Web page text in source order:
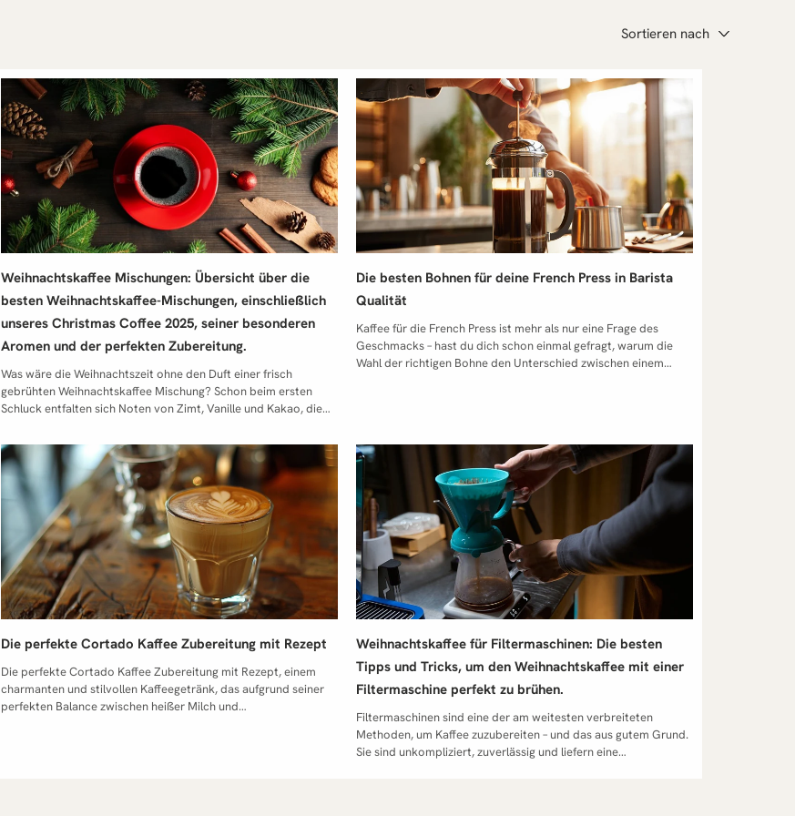
Sortieren nach
Weihnachtskaffee Mischungen: Übersicht über die
besten Weihnachtskaffee-Mischungen, einschließlich
unseres Christmas Coffee 2025, seiner besonderen
Aromen und der perfekten Zubereitung.
Was wäre die Weihnachtszeit ohne den Duft einer frisch gebrühten Weihnachtskaffee Mischung? Schon beim ersten Schluck entfalten sich Noten von Zimt, Vanille und Kakao, die Erinnerungen an Kerzenschein, Gebäck und gemütliche Winterabende wecken. Doch diese Kaffees sind mehr als nur saisonale Getränke – sie sind kleine Kunstwerke aus Aroma, Handwerkskunst und Gefühl. In diesem Artikel entdecken wir, warum Weihnachtskaffee Mischungen so einzigartig schmecken, wie sie entstehen und weshalb sie jedes Jahr aufs Neue zu einem festen Ritual in der Weihnachtszeit werden. Was Weihnachtskaffee Mischungen so besonders macht. Was ist eine Weihnachtskaffee Mischung – und warum sie mehr als aromatisierter Kaffee ist. Eine Weihnachtskaffee Mischung ist keine einfache Kombination aus Bohnen und Gewürzen. Sie ist eine fein abgestimmte Komposition, die Tradition, Handwerk und Leidenschaft vereint. Während viele aromatisierte Kaffees mit künstlichen Zusätzen arbeiten, setzen handwerkliche Kaffeemanufakturen – wie wir – auf natürliche Zutaten und präzise Röstkunst. Das Ziel ist, das Aroma der Bohnen zu bewahren und gleichzeitig die festlichen Noten harmonisch einzubetten. Eine gute Mischung soll nicht nach Gewürzdominanz schmecken, sondern die feinen Nuancen der Kaffeebohne hervorheben: Süße, Würze und Wärme – perfekt ausbalanciert. Echter Weihnachtskaffee schmeckt nach Handwerk, nicht nach Aromaflasche. Die besten Weihnachtskaffee Mischungen bestehen aus hochwertigen Arabica-Bohnen, die eigens für die Wintermonate komponiert werden. So entsteht ein Kaffee, der nicht nur schmeckt, sondern Geschichten erzählt: vom Duft frisch gebackener Plätzchen, vom Klang knisternden Kaminfeuers und vom ersten Schluck an einem frostigen Dezembermorgen. Wie Gewürze wie Zimt, Vanille, Kakao und Lebkuchengewürz das weihnachtliche Aroma prägen Das Geheimnis jeder großartigen Weihnachtskaffee Mischung liegt in den Gewürzen. Sie verwandeln gewöhnlichen Kaffee in ein festliches Geschmackserlebnis: Zimt bringt Wärme und Tiefe, erinnert an Adventskränze und Bratäpfel. Vanille sorgt für Sanftheit und rundet die Röstaromen elegant ab. Kakao betont die Schokoladennoten der brasilianischen Bohnen und verleiht Fülle. Lebkuchengewürz – mit Nelke, Muskat und Ingwer – sorgt für den unverwechselbaren Weihnachtscharakter. In Kombination mit den natürlichen Ölen der Kaffeebohne entsteht ein Duft, der schon beim Mahlen verführt. Diese Symbiose aus Gewürzen und Röstung schafft das, was Liebhaber an Weihnachtskaffee so schätzen: ein aromatisches Profil, das sich mit jedem Schluck entfaltet, ohne künstlich zu wirken. Man schmeckt Weihnachten nicht – man fühlt es in der Tasse. Warum Mischungen zu Weihnachten für mehr Wärme, Gemütlichkeit und Genuss sorgen Ein Kaffee für den Sommer soll erfrischen – ein Kaffee für den Winter soll wärmen. Und genau das leisten Weihnachtskaffee Mischungen. Sie spenden innere Ruhe, schenken Geborgenheit und begleiten uns durch die stillsten Tage des Jahres. Der hohe Anteil an milden Arabica-Bohnen, gepaart mit der sanften mittleren Röstung, sorgt für einen feinen, runden Geschmack, der nicht aufdringlich, sondern einhüllend wirkt. Der Körper ist vollmundig, die Textur cremig – besonders, wenn der Kaffee mit Milch, Milchschaum oder einem Hauch Schlagsahne zubereitet wird. Viele unserer Kunden beschreiben den Moment so: „Es ist, als würde man Weihnachten trinken – süß, warm und irgendwie friedlich.“ Diese Gemütlichkeit in der Tasse ist kein Zufall, sondern das Ergebnis handwerklicher Präzision und sensorischer Balance. Denn in einer Zeit, in der alles schneller wird, steht eine Tasse Weihnachtskaffee für das Gegenteil: Entschleunigung. Sinnlichkeit in der Tasse – wie Weihnachtskaffee mit jedem Schluck Emotionen weckt Kaffee kann vieles – aber Weihnachtskaffee kann berühren. Der erste Duft, das leise Aufsteigen des Dampfes, der cremige Geschmack auf der Zunge – all das weckt Erinnerungen an Kindheit, Familie und Geborgenheit. Die Kombination aus Zimt, Vanille und Kakao wirkt wie ein emotionaler Anker. Sie erinnert an vertraute Momente: das Backen von Lebkuchen, das Auspacken der Geschenke, das leise Knistern des Kaminfeuers. Diese sinnliche Komponente ist es, die Weihnachtskaffee Mischungen so einzigartig macht. In unserer Kaffeemanufaktur achten wir darauf, dass jede Charge den gleichen emotionalen Fingerabdruck trägt – sanft, aromatisch, festlich und echt. Denn ein guter Weihnachtskaffee ist nicht nur ein Getränk. Er ist ein Gefühl – verpackt in 250 Gramm pure Gemütlichkeit. Weihnachtskaffee Mischungen sind mehr als saisonale Produkte. Sie sind die Quintessenz aus Aroma, Gefühl und Handwerkskunst – ein Symbol für Genuss, Qualität und die Magie von Weihnachten in der Tasse. Die Kunst der Mischung – Wie Weihnachtskaffee entsteht Das Geheimnis jeder großartigen Weihnachtskaffee Mischung liegt nicht in einem einzelnen Gewürz oder einer Zutat – sondern in der Balance. Nur wenn Bohne, Röstung und Aroma perfekt aufeinander abgestimmt sind, entsteht jener unverwechselbar feine, harmonische Geschmack, der Kaffee in der Weihnachtszeit zu einem echten Erlebnis macht. In unserer Kaffeemanufaktur ist das Kaffee mischen ein Prozess, der Präzision, Erfahrung und Leidenschaft vereint. Denn ein guter Weihnachtskaffee entsteht nicht zufällig – er wird komponiert, wie ein Musiker seine Melodie schreibt. Die Auswahl der Bohnen – warum Herkunft, Varietät und Aufbereitung entscheidend sind Die Grundlage einer gelungenen Mischung ist immer die Bohne. Ihr Ursprung, ihre Varietät und die Art der Aufbereitung bestimmen, wie sich der Geschmack später entwickelt. Für eine festliche Mischung braucht es vor allem Harmonie – jede Komponente soll ihren Charakter zeigen, aber nicht dominieren. Herkunft: Jede Region bringt eigene sensorische Stärken mit. Brasilien liefert Körper und Süße, Kolumbien bringt Struktur und Fruchtigkeit, Guatemala Tiefe und Würze. Varietät: Ob Yellow Bourbon, Typica oder Caturra – jede Sorte trägt ihr eigenes Aromaprofil in sich. Aufbereitung: Ob washed, honey processed oder pulped natural – die Methode beeinflusst, wie viel Süße, Frucht oder Würze in der Tasse ankommen. Ein Weihnachtskaffee ist wie ein Orchester: Die Bohnen sind die Instrumente – nur im Zusammenspiel entsteht Musik. Gerade in der Weihnachtszeit suchen wir nach Fülle und Wärme. Deshalb setzen wir auf Arabica-Bohnen, die mild, ausgewogen und fein im Abgang sind. Sie bilden die ideale Basis, um winterliche Aromen wie Zimt, Vanille oder Kakao elegant einzubinden. Brasilien, Kolumbien und Guatemala – das Trio für harmonische Weihnachtskaffee Mischungen Die besten Weihnachtskaffee Mischungen bestehen aus einem perfekt ausbalancierten Blend dieser drei Ursprungsländer: Brasilien – Minas Gerais:Sanfte Yellow Bourbon-Bohnen, pulped natural aufbereitet, sorgen für Milchschokoladen-Noten, weichen Körper und dezente Nussigkeit. Kolumbien – Medellín:Die Varietäten Typica, Bourbon, Caturra und Catuaí, washed verarbeitet, bringen Pflaumenmus-Aromen und eine feine, lebendige Säure ein. Guatemala – New Oriente:Yellow Bourbon aus der Farm El Gigante, honey processed, fügt subtile Lebkuchen-Noten hinzu – mit einer Spur Zimt und Vanille im Nachhall. Diese drei Herkunftsländer sind das Rückgrat unserer festlichen Blends. Sie ergänzen sich gegenseitig: Brasilien gibt Körper und Wärme, Kolumbien bringt Eleganz und Frucht, Guatemala verleiht Tiefe und Würze. Das Ergebnis ist eine Weihnachtskaffee Mischung, die sowohl im Duft als auch im Geschmack ausgewogen, harmonisch und festlich wirkt – wie ein winterlicher Spaziergang in flüssiger Form. Wie Röstdauer und Temperatur den Geschmack zwischen fein und vollmundig steuern Die Röstung ist der Moment, in dem die Bohne ihr volles Potenzial entfaltet. Schon kleinste Unterschiede in Dauer oder Temperatur verändern das Ergebnis. Für unseren Weihnachtskaffee wählen wir eine mittlere Röstung – der ideale Kompromiss zwischen Süße, Körper und Aroma. Kurze Röstung (hell): betont Säure und Fruchtigkeit – weniger geeignet für festliche Mischungen. Mittlere Röstung: bringt Balance, Süße und feine Röstaromen – ideal für Milchschokolade, Pflaumenmus und Lebkuchen-Noten. Dunkle Röstung: intensiv und kräftig, aber riskiert, feine Gewürznuancen zu überdecken. In der Trommelröstung werden unsere Bohnen bei 190–205 °C langsam veredelt – etwa 14–16 Minuten lang. Diese Langzeitröstung sorgt für gleichmäßige Entwicklung, löst Bitterstoffe und hebt natürliche Süße hervor. „Eine gute Röstung ist wie langsames Kochen – sie braucht Zeit, Geduld und Gefühl.“ So entsteht ein Aroma, das fein, komplex und zugleich vollmundig ist – die perfekte Grundlage für eine festliche Mischung, die sich vielseitig zubereiten lässt: ob Espresso, Handfilter oder French Press. Mischen wie ein Röster: So entsteht eine festliche Mischung, die Aroma und Balance vereint Das eigentliche Kaffee mischen ist die hohe Kunst. Es ist der Moment, in dem sich alle Komponenten zu einer Einheit verbinden – jede Bohne, jede Röstung und jede Gewürznote findet ihren Platz. Der Prozess: Einzeln rösten: Jede Herkunft wird separat geröstet, um ihr individuelles Aromaprofil zu bewahren. Abkühlen und Ruhezeit: Die Bohnen „atmen“ mindestens 24 Stunden, damit sich das Aroma stabilisiert. Mischen: Erst danach werden sie im präzisen Verhältnis zusammengeführt – bei unserem Christmas Coffee etwa 40 % Brasilien, 40 % Kolumbien, 20 % Guatemala. Testbrühen: Jede Charge wird verkostet, bis Balance, Körper und Duft perfekt harmonieren. Diese handwerkliche Herangehensweise unterscheidet uns von industriellen Fertigmischungen, bei denen Bohnen in Masse geröstet und künstlich aromatisiert werden. Unsere Blends dagegen entstehen aus Erfahrung, Sensorik und Fingerspitzengefühl – eine Symphonie aus Bohne, Röstung und Aroma. Das Ziel jeder festlichen Mischung ist nicht, laut zu sein – sondern perfekt ausbalanciert zu klingen. Das ist die wahre Kunst der Mischung: aus drei Kontinenten, fünf Varietäte
Die besten Bohnen für deine French Press in Barista
Qualität
Kaffee für die French Press ist mehr als nur eine Frage des Geschmacks – hast du dich schon einmal gefragt, warum die Wahl der richtigen Bohne den Unterschied zwischen einem guten und einem perfekten Kaffee aus der French Press ausmacht? Wir zeigen dir aus unserer langjährigen Erfahrung als Spezialitätenrösterei, welche Bohnen wir selbst täglich verwenden und warum. Die besten Kaffeesorten für deine French Press – Unsere Empfehlungen aus erster Hand Wenn wir von Kaffees sprechen, die perfekt für die French Press geeignet sind, dann sprechen wir nicht über generische Mischungen aus dem Supermarkt, sondern über hochwertige Kaffeebohnen, die mit Sorgfalt ausgewählt, frisch geröstet und optimal für die Extraktion in der Pressstempelkanne aufbereitet wurden. Über die Jahre haben wir viele Kaffeesorten getestet, Arabica und Robusta in verschiedenen Mischungen probiert und mit unterschiedlichen Röstungen und Mahlgraden experimentiert. Wir wissen: Der richtige Kaffee für die French Press muss nicht nur im Aroma überzeugen, sondern auch so verarbeitet sein, dass der Kaffee in der French Press sein volles Potenzial entfalten kann. Das bedeutet: ein ausgewogener Röstgrad, ein grob gemahlener Mahlgrad und Bohnen, die frisch geröstet sind – denn nur so erreichen Sie ein Geschmackserlebnis, das sowohl aromatisch als auch harmonisch ist. Warum Arabica und Robusta in der French Press unterschiedlich wirken Aus unserer Erfahrung als Rösterei können wir sagen: Arabica und Robusta verhalten sich in der French Press wie zwei sehr unterschiedliche Charaktere. Arabica-Kaffee bringt oft feine, fruchtige Noten und eine angenehme Säure mit, die besonders bei mittlerem Röstgrad und grobem Mahlgrad zur Geltung kommen. Robusta hingegen ist kräftiger, mit mehr Körper, weniger Säure und oft einer cremigeren Textur – ideal, wenn Sie einen intensiveren, vollmundigen French Press Kaffee bevorzugen. Unser Tipp: Probieren Sie Mischungen aus Arabica und Robusta. Diese verbinden die aromatische Vielfalt von Arabica mit der Tiefe und Cremigkeit von Robusta und sorgen für ein ausgewogenes Ergebnis, das sich ideal für die French Press eignet. Welche Kaffees sich besonders gut für die French Press eignen Kaffees, die gut für die French Press sind, zeichnen sich durch drei Dinge aus: Frisch geröstete Bohnen – für das volle Aroma. Mittlerer Röstgrad – um Bitterstoffe zu vermeiden und dennoch eine runde Tasse zu erhalten. Grob gemahlenen Kaffee – für eine saubere Tasse ohne zu viel Kaffeesatz. Wir empfehlen Bohnen aus Regionen wie Südamerika (schokoladig, nussig) und Ostafrika (fruchtig, floral). Diese Geschmacksrichtungen bieten eine große Bandbreite an Aromen, die in der French Press wunderbar zur Geltung kommen. In unserem Onlineshop finden Sie speziell ausgewählte Kaffees, die sich perfekt für die French Press eignen – von reinsortigen Arabicas bis zu ausgewogenen Blends. Christmas Coffee 2025 €14,00 Enthält 7% MwSt. (€56,00 / kg) zzgl. Versand Lieferzeit: sofort lieferbar Wie Röstung und Röstgrad den Geschmack beeinflussen Die Röstung ist das Herzstück jeder Kaffeebohne – und der Röstgrad entscheidet maßgeblich, wie sich Geschmack und das Aroma in der French Press entwickeln. Helle Röstungen: Mehr Säure, oft fruchtig und komplex – ideal, wenn Sie ein lebendiges Aroma bevorzugen. Mittlerer Röstgrad: Ausgewogen, aromatisch und vielseitig – unser Favorit für die French Press. Dunkle Röstungen: Weniger Säure, kräftiger Körper, aber in der French Press schnell bitter, wenn der Kaffee zu lange zieht. Wir rösten unsere Bohnen so, dass der Kaffee eignet sich besonders gut für die French Press – mit einem mittleren Röstgrad, der das Beste aus jeder Sorte herausholt. So erhalten Sie bei jedem Brühvorgang ein konstantes, <em>frisch gebrühtes</em> Ergebnis mit vollem Aroma. Warum die Wahl der richtigen Bohnen für die French Press entscheidend ist Wer einmal den Unterschied zwischen einem perfekt für die French Press ausgewählten Kaffee und einem beliebigen Kaffee aus dem Supermarkt probiert hat, weiß: Die Wahl der richtigen Bohnen ist kein Detail, sondern der Schlüssel zu einem herausragenden French Press Erlebnis. Aus unserer langjährigen Arbeit in der Rösterei haben wir gelernt, dass Bohnenqualität, Röstgrad und Mahlgrad direkt darüber entscheiden, ob der fertige Kaffee harmonisch und aromatisch oder flach und schnell bitter schmeckt. Was macht Kaffee für die French Press so besonders? Die French Press ist eine der ursprünglichsten Formen der Kaffeezubereitung. Sie verzichtet auf Papierfilter und lässt so die natürlichen Öle und feinen Schwebstoffe der Bohne in der Tasse. Das sorgt für ein besonders vollmundiges Geschmackserlebnis mit intensivem Aroma. Wir haben über die Jahre festgestellt, dass Kaffeebohnen für die French Press ein ausgewogenes Zusammenspiel aus Säure, Körper und Aromaprofil mitbringen sollten – nicht jede Kaffeesorte ist dafür geeignet. Anders als bei der Filterkaffee-Zubereitung bleibt der Kaffee in direktem Kontakt mit dem heißen Wasser während der gesamten Brühzeit. Das bedeutet, dass der richtige Kaffee nicht nur hochwertig, sondern auch so geröstet sein muss, dass er über mehrere Minuten Ziehzeit hinweg seine Aromen gleichmäßig entfaltet. Warum grob gemahlene Bohnen für eine gleichmäßige Extraktion sorgen Eine der wichtigsten Erkenntnisse aus unserer Praxis: Für Kaffee für die French Press ist ein grober Mahlgrad unverzichtbar. Warum? Weil zu fein gemahlene Bohnen zu einer Überextraktion führen – der Kaffee schmeckt schnell bitter, verliert an Balance und wird trüb. Mit einem groben Mahlgrad hingegen wird das Kaffeepulver gleichmäßig vom Wasser durchdrungen, die Extraktion verläuft kontrolliert und die Bitterstoffe bleiben im Zaum. Außerdem bleibt der Kaffeesatz besser am Boden der Pressstempelkanne, was den fertigen Kaffee klarer und angenehmer im Mundgefühl macht. Wir mahlen unsere Bohnen für die French Press oft direkt vor dem Brühen – so bleibt das volle Aroma erhalten und der Kaffee entwickelt beim Aufgießen eine lebendige, frische Duftnote, die schon vor dem ersten Schluck Lust auf mehr macht. Welche Rolle spielen Aroma und Säure im French Press Kaffee Aus Erfahrung wissen wir: Die Säure im Kaffee ist nicht der Feind, sondern ein wichtiger Geschmacksgeber – vorausgesetzt, sie ist fein eingebunden. Ein gut gerösteter Arabica kann in der French Press eine lebendige Fruchtigkeit mitbringen, während ein höherer Robusta-Anteil mehr Körper und Tiefe liefert. Das Aroma entfaltet sich in der French Press intensiver als bei der Filterzubereitung, weil keine Filterpapiere Geschmacksöle zurückhalten. Hier kommen auch die Geschmacksnoten der Bohne – ob schokoladig, nussig oder fruchtig – besonders klar zur Geltung. Unser Ansatz in der Rösterei: Wir wählen frisch geröstete Bohnen mit einem mittleren Röstgrad, der sowohl die natürliche Süße als auch die aromatische Tiefe betont. So entsteht ein perfekter Kaffee mit ausgewogener Säure, vollem Körper und einer aromatischen Fülle, die typisch für die French Press ist. French Press Kaffeebohnen – Qualität und Herkunft im Fokus Wenn es um Kaffeebohnen für die French Press geht, zählt für uns in der Rösterei vor allem eins: kompromisslose Qualität. Denn nur aus hochwertigen Kaffeebohnen entsteht ein French Press Kaffee, der nicht nur aromatisch, sondern auch in jeder Tasse konstant gut ist. Unsere Erfahrung zeigt: Herkunft, Röstung und Frische sind die drei Säulen, auf denen sich ein perfekter Kaffee für die French Press aufbaut. Warum frisch geröstete Bohnen der Schlüssel zu vollem Aroma sind Frisch geröstete Bohnen sind das Herzstück jeder guten Kaffeezubereitung – besonders, wenn es um die French Press geht. Direkt nach der Röstung beginnt Kaffee Aromen zu verlieren. Je frischer der Kaffee, desto intensiver das volle Aroma und desto deutlicher die feinen Geschmacksnoten. Wir rösten in kleinen Chargen, um sicherzustellen, dass der Kaffee, den Sie bei uns kaufen, so frisch wie möglich bei Ihnen ankommt. So können Sie sicher sein, dass der richtige Kaffee für Ihre French Press nicht nur auf dem Etikett gut klingt, sondern in der Tasse auch tatsächlich überzeugt. Herkunftsländer und ihre typischen Geschmacksnoten – von Südamerika bis Afrika Die Herkunft der Bohnen prägt den Charakter des Kaffees wie kaum ein anderer Faktor. In unserer Rösterei verarbeiten wir Kaffees aus verschiedenen Regionen, um ein möglichst breites Spektrum an Aromen anbieten zu können: Südamerika (z. B. Brasilien, Kolumbien): mild, schokoladig, nussig, mit ausgewogener Säure – ideal für ein harmonisches French Press Erlebnis. Afrika (z. B. Äthiopien, Kenia): fruchtig, floral, oft mit einer lebendigen Säure – perfekt für alle, die einen lebendigeren, komplexeren Kaffee suchen. Asien (z. B. Indien, Sumatra): kräftig, würzig, erdig – besonders interessant in Mischungen mit Arabica und Robusta. Indem wir diese Geschmacksprofile kennen und gezielt einsetzen, können wir Kaffees anbieten, die sich eignet sich besonders gut für die French Press und sowohl Einsteiger als auch erfahrene Kaffeeliebhaber begeistern. Wie nachhaltiger Kaffee nicht nur gut schmeckt, sondern auch fair ist Für uns bedeutet „guter Kaffee“ mehr als nur exzellenten Geschmack. Nachhaltigkeit spielt bei der Auswahl unserer French Press Kaffeebohnen eine zentrale Rolle. Wir beziehen viele unserer Kaffees direkt von Farmen oder über Kooperativen, die faire Preise zahlen und langfristige Beziehungen zu den Produzenten pflegen. Nachhaltiger Kaffee hat nicht nur den Vorteil, dass er ökologisch verantwortungsvoll angebaut wird – er schmeckt oft auch besser. Gesunde Böden, sorgfältige Ernte und schonende Aufbereitung sorgen für hochwertige Kaffees, deren Aroma sich klar und unverfälscht in der Tasse zeigt. Mit jeder Tasse unseres nachhaltigen Kaffees genießen Sie nicht nur ein außergewöhnliches Geschmackserlebnis, sondern unterstützen auch Produzenten, die ihre Arbeit mit Leidenschaft und Respekt für Natur und Menschen ausführen. Wo du die besten Kaf
Die perfekte Cortado Kaffee Zubereitung mit Rezept
Die perfekte Cortado Kaffee Zubereitung mit Rezept, einem charmanten und stilvollen Kaffeegetränk, das aufgrund seiner perfekten Balance zwischen heißer Milch und kräftigem Espresso bei Kennern hoch im Kurs steht. Wir bei der Erste Tegernseer Kaffeerösterei sind stolz darauf, Ihnen nicht nur exzellente Kaffeequalität zu bieten, sondern auch unser fundiertes Wissen über dessen Zubereitung. Der Cortado, eine spanische Kaffeespezialität, ist mehr als nur ein Getränk für uns – es ist eine Kunstform, die wir mit Leidenschaft pflegen und gerne mit Ihnen teilen. Ein Cortado ist ein köstliches Kaffeegetränk, das aus Espresso und warmem Milchschaum besteht. Die Zubereitung erfordert einen hochwertigen Siebträger, um den besten Espresso zu extrahieren. Der warme Milchschaum wird dann vorsichtig hinzugefügt, um das Verhältnis von Kaffee zu Milch auszubalancieren. Cortados sind ideal für Kaffeeliebhaber, die einen intensiven Geschmack suchen, ohne dass die Süße der Milch den Espresso überdeckt. Genießen Sie Ihren Cortado als perfekten Begleiter zu Ihren Kaffees oder einfach als Genussmoment. Der Cortado ist eine beliebte Kaffeespezialität aus Spanien, die sich durch ein ausgewogenes Verhältnis von Espresso und Milch sowie eine dünne Schicht Milchschaum auszeichnet. Diese Spezialität wird oft als Cortadito in Kuba genossen, wo der Cortado besonders geschätzt wird. Die Zubereitung beinhaltet in der Regel die Verwendung von 30 ml aromatischem Espresso sowie Milch, oft in einer Kombination aus warmer Milch und etwas Schaum. Die Schicht Milchschaum auf dem Cortado sorgt für eine angenehme Textur und ein reichhaltiges Geschmackserlebnis. Im Gegensatz zu einem Caffè Latte gibt es wesentliche Unterschiede in der Zubereitung und im Geschmack. Während der Caffè Latte mehr Milch enthält, hat der Cortado ein stärkeres Kaffee-Aroma, das sich perfekt als Krönung nach einem besonderen Essen eignet. Ein Cortado wird oft in einem Glas getrunken, was die visuelle Präsentation der verschiedenen Schichten von Kaffee und Milch betont. Insgesamt ist der Cortado eine hervorragende Wahl für jeden, der die Kombination aus starkem Kaffee und zarter Milch liebt. Er zeichnet sich durch seine geringe, aber präzise Milchmenge aus, die den starken Espresso mildert, ohne dessen robustes Aroma zu überdecken. Diese spezielle Zubereitungsart macht ihn zu einem idealen Kaffee für diejenigen, die den puren Geschmack von Espresso lieben, aber dennoch eine sanfte Milchnote zu schätzen wissen. Im Vergleich zu anderen Kaffeespezialitäten wie dem Cappuccino oder Latte Macchiato, bei denen der Milchanteil überwiegt, bietet der Cortado eine ausgewogene Symphonie aus Stärke und Milde. Warum ist gerade der Cortado so beliebt? Es liegt nicht nur an seinem ausgewogenen Verhältnis, sondern auch an der Fähigkeit, den wahren Charakter des Espressos zu betonen. Unsere Erfahrung und unser Engagement im Kaffeehandwerk ermöglichen es uns, diesen charakteristischen Drink in seiner Essenz zu erfassen und zu perfektionieren. Als Mitglieder der Specialty Coffee Association und Gewinner des Cup of Excellence setzen wir auf Qualität und Innovation, um Ihnen ein unvergleichliches Kaffeeerlebnis zu bieten. Was ist ein Cortado? (Café Cortado) Ein Cortado ist eine exquisite Verbindung aus starkem Espresso und einer kleinen Menge warmer Milch, die dazu dient, die Säure des Espressos leicht abzumildern, ohne dabei die Intensität des Kaffees zu überdecken. Der Name stammt aus dem Spanischen und bedeutet so viel wie “geschnitten”, was auf das Verhältnis von Espresso zu Milch hinweist: Der Espresso wird durch die Milch “geschnitten”, jedoch nicht überladen Vergleich mit Cappuccino und Espresso Im Vergleich zu anderen beliebten Kaffeegetränken wie dem Cappuccino oder einem einfachen Espresso bietet der Cortado ein einzigartiges Geschmackserlebnis. Während ein Espresso sich durch seine kompakte Intensität und Tiefe auszeichnet, und ein Cappuccino durch eine reichhaltige Schicht aus Milchschaum und mehr Milchvolumen bekannt ist, balanciert er diese Elemente auf subtile Weise aus. Espresso: Der Grundstein. Er liefert die kräftige Basis, die durch die Zugabe von Milch harmonisiert wird. Cappuccino: Besteht zu einem Drittel aus Espresso, einem Drittel heißer Milch und einem Drittel Milchschaum, wodurch er deutlich voluminöser und milchiger als der Cortado ist. Cortado: Enthält in der Regel eine etwa gleiche Menge Espresso und warme Milch (oft im Verhältnis 1:1), wodurch eine stärkere Kaffeenote erhalten bleibt, die bei anderen milchbasierten Kaffeevarianten oft in den Hintergrund tritt. Spezifische Eigenschaften des Cortado Die spezifische Zubereitung des Cortado erfordert präzise Handhabung sowohl der Milch als auch des Espressos. Die Milch wird leicht erhitzt und minimal aufgeschäumt, sodass sie den Espresso ergänzt, ohne dessen geschmackliche Komplexität zu verbergen. Diese Methode sorgt für ein samtiges Mundgefühl und eine angenehme Textur, die sich deutlich von der fluffigen Konsistenz eines Cappuccinos oder der reinen Stärke eines Espressos unterscheidet. Ein gut zubereiteter Cortado hebt den Charakter des Espressos hervor und modifiziert seine schärfsten Noten durch die milde Süße der Milch. Dieses Gleichgewicht macht ihn besonders unter Kennern beliebt, die ein tiefes Verständnis für die Nuancen des Kaffeegeschmacks besitzen und schätzen. Unsere Passion bei der Erste Tegernseer Kaffeerösterei ist es, diesen feinen Unterschied zu meistern und unseren Kunden ein wirklich herausragendes Kaffeeerlebnis zu bieten. Die Grundlagen der Zubereitung (Cortado Zubereitung) Die Zubereitung eines perfekten Cortado beginnt mit der Auswahl hochwertiger Zutaten und der richtigen Ausrüstung. In diesem Abschnitt führen wir Sie durch die grundlegenden Schritte, von der Auswahl des Kaffees bis hin zur Kunst der Espresso-Zubereitung, um sicherzustellen, dass jeder Schluck ein Genuss ist. Notwendige Zutaten und Werkzeuge Für die Zubereitung benötigen Sie: Hochwertige Kaffeebohnen: Die Wahl der Bohnen ist entscheidend für den Geschmack. Frisches, vorzugsweise weiches Wasser: Dies beeinflusst die Extraktion des Kaffees. Milch: Vollmilch wird aufgrund ihres Fettgehaltes und ihrer Cremigkeit bevorzugt. Einen Espressokocher: Für einen authentischen Espresso. Ein Milchaufschäumer oder ein Dampfdüse Ihrer Espressomaschine: Für leicht aufgeschäumte, warme Milch. Eine Kaffeemühle: Für frisch gemahlenen Kaffee, idealerweise unmittelbar vor der Zubereitung. Eine Waage: Für genaue Mengenangaben von Kaffee und Wasser. Ein Tamper: Zum Pressen des Kaffeemehls im Siebträger. Schritt-für-Schritt Anleitung zum Espresso Zubereiten Kaffee Mahlen: Mahlen Sie die Kaffeebohnen fein, ähnlich der Konsistenz von Tafelsalz. Die Menge sollte etwa 18-20 Gramm für einen doppelten Espresso betragen. Siebträger Befüllen: Geben Sie das Kaffeepulver in den Siebträger Ihrer Espressomaschine. Tampen: Pressen Sie das Kaffeepulver gleichmäßig fest, um eine ebene Oberfläche zu schaffen. Dies ist wichtig für eine gleichmäßige Extraktion. Espresso Extrahieren: Setzen Sie den Siebträger in die Maschine ein und starten Sie die Extraktion. Ein idealer Espresso sollte etwa 25-30 Sekunden dauern und etwa 30-40 ml ergeben. Wählen Sie den Richtigen Kaffee Die Auswahl des Kaffees ist entscheidend, da er den Grundton für Ihren Cortado setzt. Wir empfehlen eine mittlere bis dunkle Röstung, die ein starkes Aroma und geringe Säure bietet, um die Süße der Milch zu ergänzen. Probieren Sie verschiedene Röstungen aus, um zu sehen, welche Ihren persönlichen Vorlieben am besten entspricht. Die Kunst des Espresso Die Zubereitung eines idealen Espressos für den Cortado erfordert Präzision und Verständnis für die Maschine und den Kaffee selbst. Achten Sie darauf, dass der Espresso kräftig und charaktervoll ist, jedoch nicht zu bitter oder sauer, da dies die Harmonie beeinträchtigen könnte. Das Ziel ist ein reicher, komplexer Espresso, der durch die Milch ergänzt wird, ohne dass seine Essenz verloren geht. Vergleich: Cortado vs. andere Kaffeespezialitäten Cortado ist ein herausragendes Beispiel für die Vielfalt und Raffinesse der Kaffeewelt. In diesem Abschnitt vergleichen wir ihn mit anderen beliebten Kaffeespezialitäten wie Cappuccino, Macchiato und Flat White und erläutern, was den Cortado so besonders macht. Unterschiede zwischen Cortado, Cappuccino, Macchiato und Flat White Cappuccino: Der klassische Cappuccino besteht aus einem Drittel Espresso, einem Drittel heißer Milch und einem Drittel Milchschaum. Dies macht ihn zu einem fluffigeren, leichteren Getränk im Vergleich zum Cortado, der durch seinen geringeren Milchanteil und den Fokus auf den Espresso charakterisiert wird. Macchiato: Der Espresso Macchiato ist im Wesentlichen ein Espresso, der mit einem kleinen Löffel Milchschaum “gefleckt” wird. Dieser ist deutlich stärker im Geschmack, da er fast ausschließlich aus Espresso besteht und nur eine minimale Menge an Milchschaum enthält. Flat White: Der Flat White bietet eine harmonische Mischung aus Kaffee und Milch, jedoch mit einem höheren Milchanteil und einer feineren, samtigeren Schaumschicht. Flat Whites sind typischerweise cremiger und voluminöser als Cortados. Warum Cortado eine besondere Stellung unter den Kaffeespezialitäten einnimmt Der Cortado unterscheidet sich von anderen Kaffeespezialitäten durch seine ausgewogene Mischung aus Kraft und Milde. Er bietet Kaffeeliebhabern, die den intensiven Geschmack von Espresso schätzen, aber dennoch eine weiche Textur wünschen, die perfekte Lösung. Er nimmt eine Mittelstellung ein, die ihn sowohl für Espresso-Neulinge als auch für erfahrene Kaffeetrinker attraktiv macht. Einzigartig beim Cortado ist das Verhältnis von Espresso zu Milch, das typischerweise bei etwa 1:1 liegt. Diese Balance sorgt dafür, dass der kräftige Geschmack des Espressos erhalten bleibt, während die Milch eine sanfte, cremige Textur hinzufügt, ohne den Kaffee zu dominieren. Die Milch wird dabei nicht zu Schaum verarbeitet,
Weihnachtskaffee für Filtermaschinen: Die besten
Tipps und Tricks, um den Weihnachtskaffee mit einer
Filtermaschine perfekt zu brühen.
Filtermaschinen sind eine der am weitesten verbreiteten
Methoden, um Kaffee zuzubereiten – und das aus gutem Grund.
Sie sind unkompliziert, zuverlässig und liefern eine